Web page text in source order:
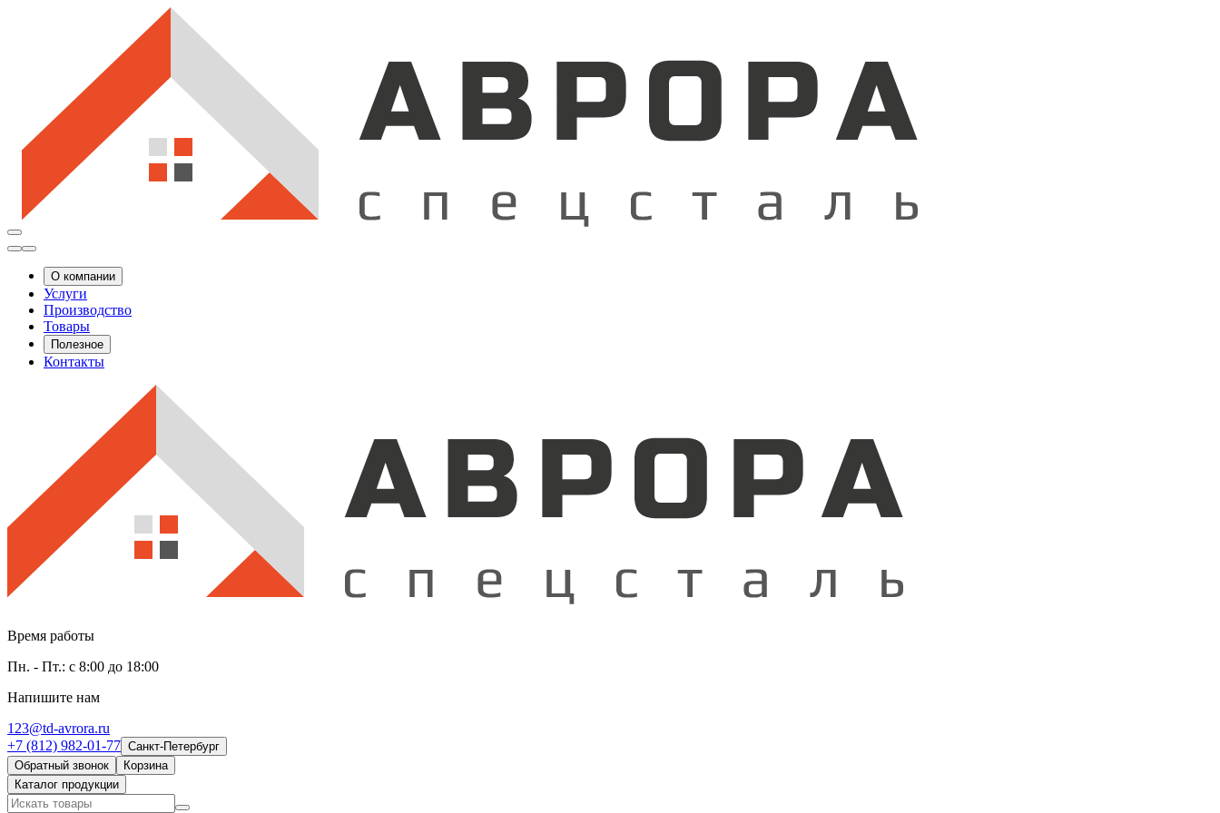
О компании
Услуги
Производство
Товары
Полезное
Контакты
Время работы
Пн. - Пт.: с 8:00 до 18:00
Напишите нам
123@td-avrora.ru
+7 (812) 982-01-77 Санкт-Петербург
Обратный звонок
Корзина
Каталог продукции